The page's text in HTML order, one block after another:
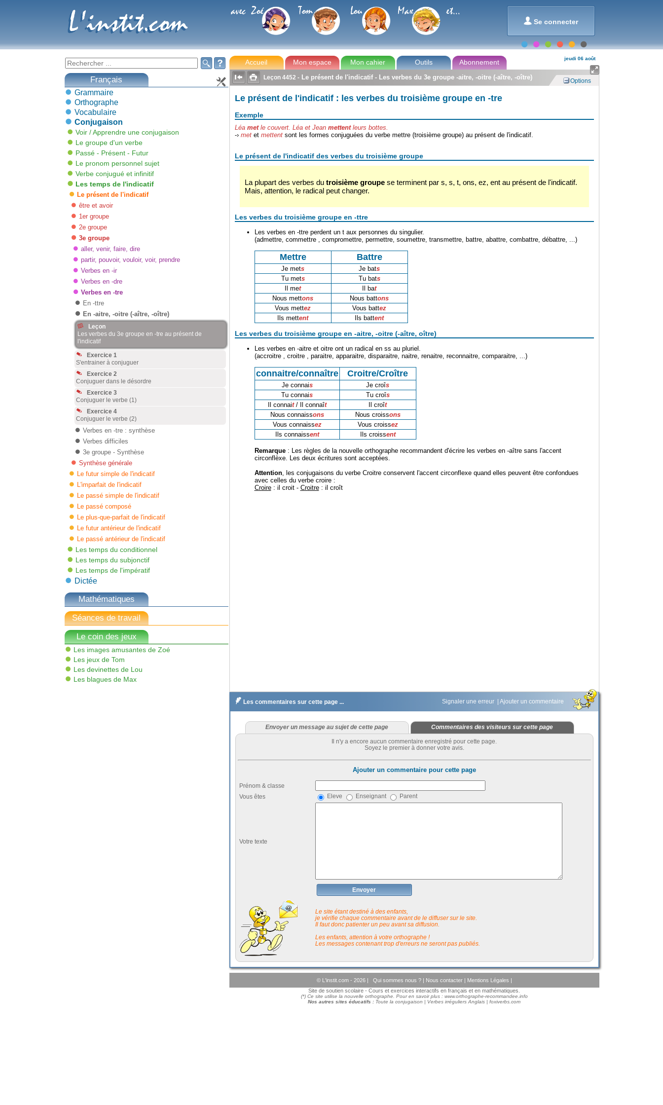
 Se connecter
L'instit.com
L'instit.com avec Zoé Tom Lou Max et...
 

Français
Grammaire
Orthographe
Vocabulaire
Conjugaison
Voir / Apprendre une conjugaison
Le groupe d'un verbe
Passé - Présent - Futur
Le pronom personnel sujet
Verbe conjugué et infinitif
Les temps de l'indicatif
Le présent de l'indicatif
être et avoir
1er groupe
2e groupe
3e groupe
aller, venir, faire, dire
partir, pouvoir, vouloir, voir, prendre
Verbes en -ir
Verbes en -dre
Verbes en -tre
En -ttre
En -aitre, -oitre (-aître, -oître)
Leçon
Les verbes du 3e groupe en -tre au présent de
l'indicatif
Exercice 1
S'entrainer à conjuguer
Exercice 2
Conjuguer dans le désordre
Exercice 3
Conjuguer le verbe (1)
Exercice 4
Conjuguer le verbe (2)
Verbes en -tre : synthèse
Verbes difficiles
3e groupe - Synthèse
Synthèse générale
Le futur simple de l'indicatif
L'imparfait de l'indicatif
Le passé simple de l'indicatif
Le passé composé
Le plus-que-parfait de l'indicatif
Le futur antérieur de l'indicatif
Le passé antérieur de l'indicatif
Les temps du conditionnel
Les temps du subjonctif
Les temps de l'impératif
Dictée
Mathématiques
Séances de travail
Le coin des jeux
Les images amusantes de Zoé
Les jeux de Tom
Les devinettes de Lou
Les blagues de Max
Accueil Mon espace Mon cahier Outils Abonnement jeudi 06 août

  Leçon 4452 - Le présent de l'indicatif - Les verbes du 3e groupe -aitre, -oitre (-aître, -oître) Options
Le présent de l'indicatif : les verbes du troisième groupe en -tre
Exemple
Léamet le couvert. Léa et Jean mettent leurs bottes.
-› metet mettentsont les formes conjuguées du verbe mettre (troisième groupe) au présent de l'indicatif.
Le présent de l'indicatif des verbes du troisième groupe
La plupart des verbes du troisième groupese terminent par s, s, t, ons, ez, ent au présent de l'indicatif.
Mais, attention, le radical peut changer.
Les verbes du troisième groupe en -ttre
Les verbes en -ttre perdent un t aux personnes du singulier.
(admettre, commettre , compromettre, permettre, soumettre, transmettre, battre, abattre, combattre, débattre, ...)
Mettre Battre
Je mets Je bats
Tu mets Tu bats
Il met Il bat
Nous mettons Nous battons
Vous mettez Vous battez
Ils mettent Ils battent
Les verbes du troisième groupe en -aitre, -oitre (-aître, oître)
Les verbes en -aitre et oitre ont un radical en ss au pluriel.
(accroitre , croitre , paraitre, apparaitre, disparaitre, naitre, renaitre, reconnaitre, comparaitre, ...)
connaitre/connaître Croitre/Croître
Je connais Je croîs
Tu connais Tu croîs
Il connait/ Il connaît Il croît
Nous connaissons Nous croissons
Vous connaissez Vous croissez
Ils connaissent Ils croissent
Remarque: Les règles de la nouvelle orthographe recommandent d'écrire les verbes en -aître sans l'accent
circonflèxe. Les deux écritures sont acceptées.
Attention, les conjugaisons du verbe Croitre conservent l'accent circonflexe quand elles peuvent être confondues
avec celles du verbe croire :
Croire: il croit - Croitre: il croît
 Les commentaires sur cette page ... Signaler une erreur | Ajouter un commentaire
Envoyer un message au sujet de cette page Commentaires des visiteurs sur cette page
Il n'y a encore aucun commentaire enregistré pour cette page.
Soyez le premier à donner votre avis.
Ajouter un commentaire pour cette page
Prénom & classe
Vous êtes
Eleve Enseignant Parent
Votre texte
Envoyer
Le site étant destiné à des enfants,
je vérifie chaque commentaire avant de le diffuser sur le site.
Il faut donc patienter un peu avant sa diffusion.
Les enfants, attention à votre orthographe !
Les messages contenant trop d'erreurs ne seront pas publiés.
© L'instit.com - 2026 | Qui sommes nous ? | Nous contacter | Mentions Légales |
Site de soutien scolaire - Cours et exercices interactifs en français et en mathématiques.
(*) Ce site utilise la nouvelle orthographe. Pour en savoir plus : www.orthographe-recommandee.info
Nos autres sites éducatifs : Toute la conjugaison | Verbes irréguliers Anglais | foxiverbs.com